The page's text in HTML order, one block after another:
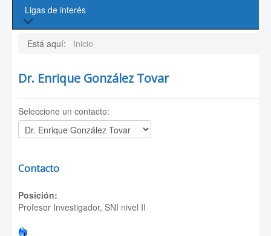
Contacto
Biblioteca
Ligas de interés
Página de la UASLP
Sociedad Mexicana de Física
Está aquí: Inicio
Dr. Enrique González Tovar
Seleccione un contacto:
Contacto
Posición:
Profesor Investigador, SNI nivel II